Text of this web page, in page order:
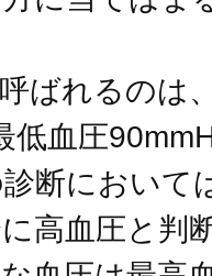
ばれるのは
低血圧
断において
高血圧と判